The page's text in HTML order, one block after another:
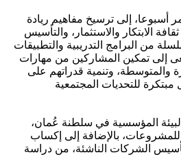
أسبوعا، إلى ترسيخ مفاهيم ريادة
الابتكار والاستثمار، والتأسيس
من البرامج التدريبية والتطبيقات
إلى تمكين المشاركين من مهارات
وتنمية قدراتهم على
مبتكرة للتحديات المجتمعية
المؤسسية في سلطنة عُمان،
للمشروعات، بالإضافة إلى إكساب
الشركات الناشئة، من دراسة